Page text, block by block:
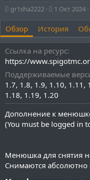
А
т
о
р
gr1sha2222
Д
т
а
с
о
з
а
н
и
я
1 Окт 2024
Обзор История
Ссылка на ресурс
https://
Поддерживаемые
1.7 1.8 1.9 1.10 1.11
1.18 1.19 1.20
Дополнение к
(You must be logged in
Менюшка для снятия
Снимаются абсолютно